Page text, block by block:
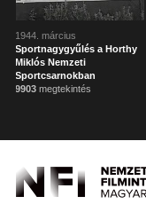
1944. március
Sportnagygyűlés a Horthy
Miklós Nemzeti
Sportcsarnokban
9903 megtekintés